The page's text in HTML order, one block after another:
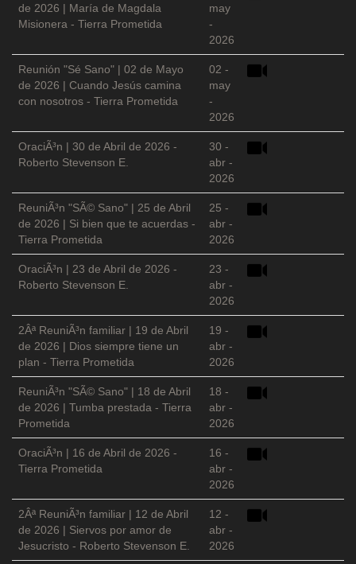
de 2026 | María de Magdala
Misionera - Tierra Prometida
may
-
2026
Reunión "Sé Sano" | 02 de Mayo
de 2026 | Cuando Jesús camina
con nosotros - Tierra Prometida
02 -
may
-
2026
OraciÃ³n | 30 de Abril de 2026 -
Roberto Stevenson E.
30 -
abr -
2026
ReuniÃ³n "SÃ© Sano" | 25 de Abril
de 2026 | Si bien que te acuerdas -
Tierra Prometida
25 -
abr -
2026
OraciÃ³n | 23 de Abril de 2026 -
Roberto Stevenson E.
23 -
abr -
2026
2Âª ReuniÃ³n familiar | 19 de Abril
de 2026 | Dios siempre tiene un
plan - Tierra Prometida
19 -
abr -
2026
ReuniÃ³n "SÃ© Sano" | 18 de Abril
de 2026 | Tumba prestada - Tierra
Prometida
18 -
abr -
2026
OraciÃ³n | 16 de Abril de 2026 -
Tierra Prometida
16 -
abr -
2026
2Âª ReuniÃ³n familiar | 12 de Abril
de 2026 | Siervos por amor de
Jesucristo - Roberto Stevenson E.
12 -
abr -
2026